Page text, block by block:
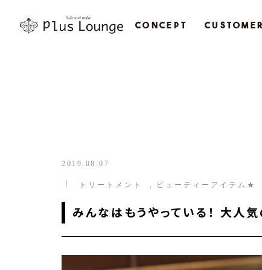
CONCEPT
2019.08.07
トリートメント ビューティーアイテム★
みんなはもうやっている！ 大人気